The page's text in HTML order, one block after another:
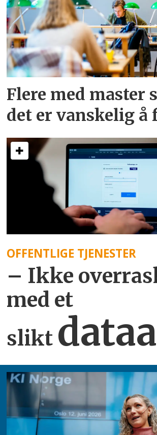
Flere med master
det er vanskelig å
OFFENTLIGE TJENESTER
– Ikke
med et
slikt